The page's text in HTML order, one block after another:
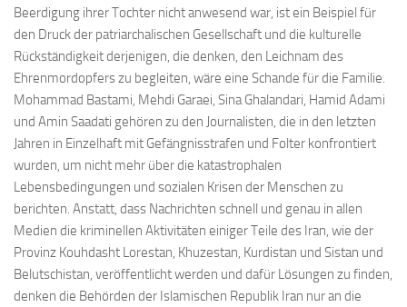
Beerdigung ihrer Tochter nicht anwesend war, ist ein Beispiel für
den Druck der patriarchalischen Gesellschaft und die kulturelle
Rückständigkeit derjenigen, die denken, den Leichnam des
Ehrenmordopfers zu begleiten, wäre eine Schande für die Familie.
Mohammad Bastami, Mehdi Garaei, Sina Ghalandari, Hamid Adami
und Amin Saadati gehören zu den Journalisten, die in den letzten
Jahren in Einzelhaft mit Gefängnisstrafen und Folter konfrontiert
wurden, um nicht mehr über die katastrophalen
Lebensbedingungen und sozialen Krisen der Menschen zu
berichten. Anstatt, dass Nachrichten schnell und genau in allen
Medien die kriminellen Aktivitäten einiger Teile des Iran, wie der
Provinz Kouhdasht Lorestan, Khuzestan, Kurdistan und Sistan und
Belutschistan, veröffentlicht werden und dafür Lösungen zu finden,
denken die Behörden der Islamischen Republik Iran nur an die